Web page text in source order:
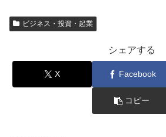
ビジネス・投資・起業
シェアする
X Facebook
コピー